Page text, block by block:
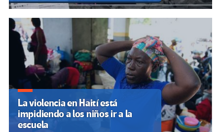
La violencia en Haití está
impidiendo a los niños ir a la
escuela